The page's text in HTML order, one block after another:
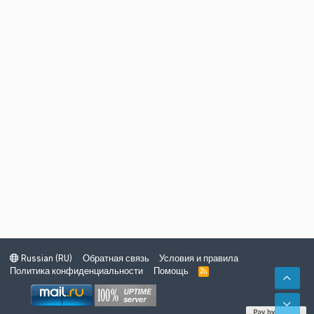
Russian (RU) Обратная связь
Условия и правила
Политика конфиденциальности
Помощь
R
S